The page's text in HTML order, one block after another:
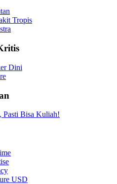
Tropis
Dini
Pasti Bisa Kuliah!
USD